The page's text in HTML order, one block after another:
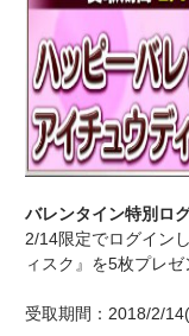
バレンタイン特別ロ
2/14限定でログイン
ィスク』を5枚プレゼ
受取期間：2018/2/